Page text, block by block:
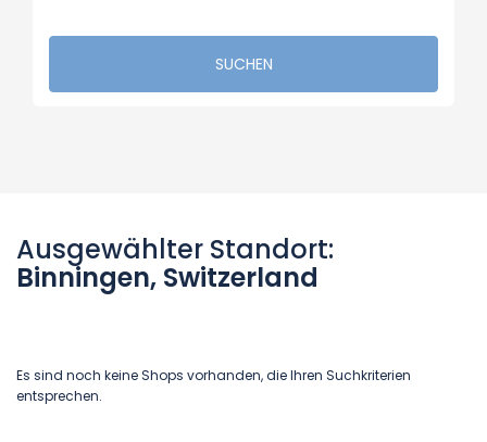
SUCHEN
Ausgewählter Standort:
Binningen, Switzerland
Es sind noch keine Shops vorhanden, die Ihren Suchkriterien
entsprechen.